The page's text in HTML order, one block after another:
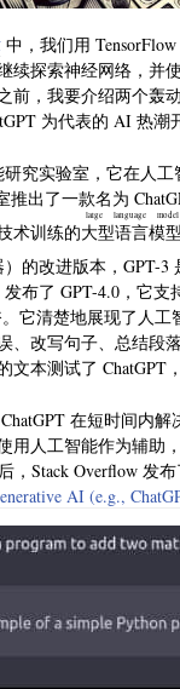
中，我们用
续探索神经网络，并
前，我要介绍两个轰
为代表的 AI 热潮
究实验室，它在人工
推出了一款名为
术训练的大型语言模型
large language model
）的改进版本，GPT-
发布了 GPT-4.0，它
它清楚地展现了人
、改写句子、总结段
文本测试了 ChatGPT
在短时间内解
用人工智能作为辅助
，Stack Overflow 发
AI (e.g.,